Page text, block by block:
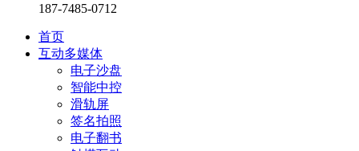
187-7485-0712
首页
互动多媒体
电子沙盘
智能中控
滑轨屏
签名拍照
电子翻书